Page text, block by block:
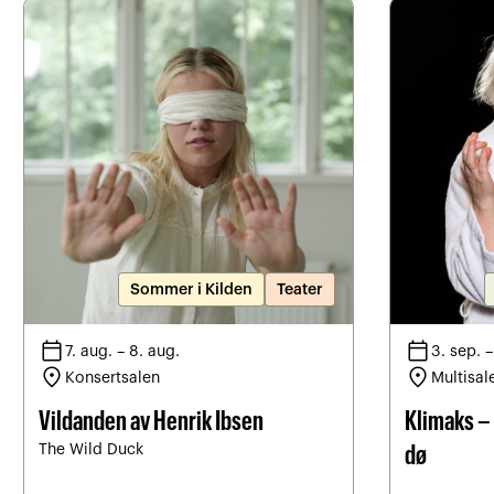
Sommer i Kilden Teater
calendar_today 7. aug. – 8. aug.
location_on Konsertsalen
Vildanden av Henrik Ibsen
The Wild Duck
calendar_today 3. sep.
location_on
Klimaks
dø